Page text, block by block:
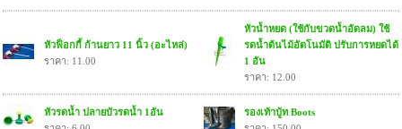
หัวฟ็อกกี้ ก้านยาว 11 นิ้ว (อะไหล่)
ราคา: 11.00
หัวน้ำหยด (ใช้กับขวดน้ำอัดลม) ใช้
รดน้ำต้นไม้อัตโนมัติ ปรับการหยดได้
1 อัน
ราคา: 12.00
หัวรดน้ำ ปลายบัวรดน้ำ 1อัน
รองเท้าบู้ท Boots